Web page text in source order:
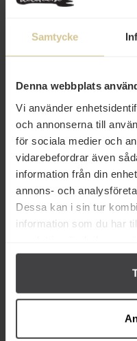
Samtycke
Denna webbplats
Vi använder
och annonserna till
för sociala medier och
vidarebefordrar även
information från din
annons- och
Dessa kan i sin tur
information som du har
46 kr
Othrys Farms Basilika Torkad
50g
Köp
Othrys Farms Torkad Mynta